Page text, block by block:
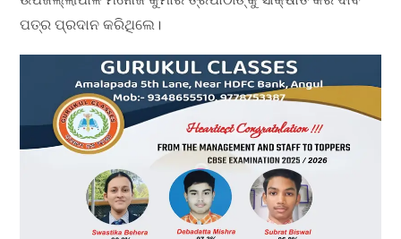
ପତ୍ର ପ୍ରଦାନ କରିଥିଲେ।